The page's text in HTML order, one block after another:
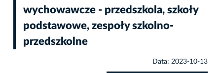
wychowawcze - przedszkola, szkoły
podstawowe, zespoły szkolno-
przedszkolne
Data: 2023-10-13